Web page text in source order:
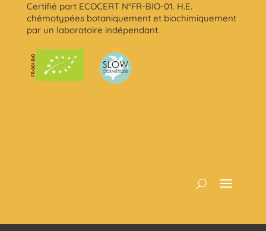
Certifié part ECOCERT N°FR-BIO-01. H.E.
chémotypées botaniquement et biochimiquement
par un laboratoire indépendant.